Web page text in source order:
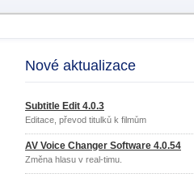
Nové aktualizace
Subtitle Edit 4.0.3
Editace, převod titulků k filmům
AV Voice Changer Software 4.0.54
Změna hlasu v real-timu.